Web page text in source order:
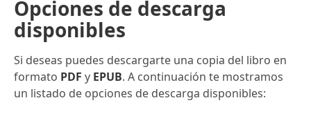
Opciones de descarga
disponibles
Si deseas puedes descargarte una copia del libro en
formato PDF y EPUB. A continuación te mostramos
un listado de opciones de descarga disponibles: